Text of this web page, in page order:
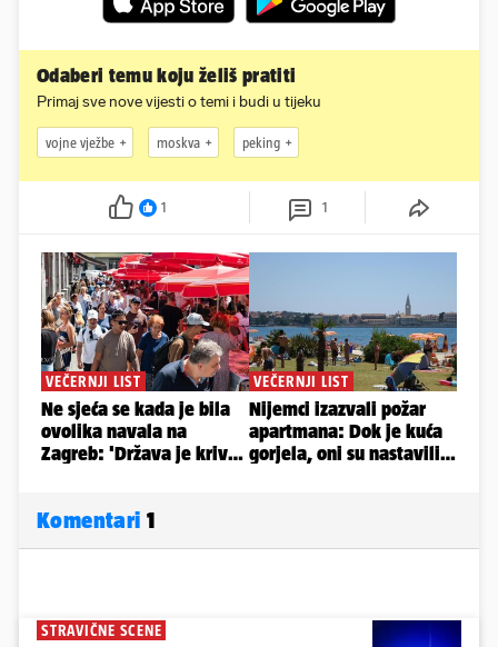
Odaberi temu koju želiš pratiti
Primaj sve nove vijesti o temi i budi u tijeku
vojne vježbe moskva peking
1 1
Komentari 1
STRAVIČNE SCENE